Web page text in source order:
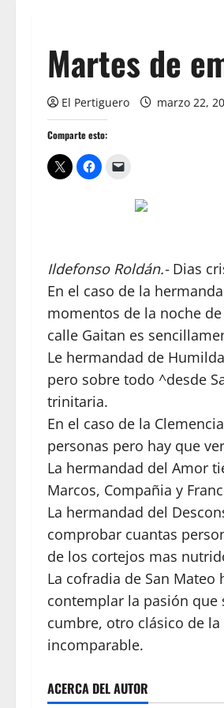
Martes de
El Pertiguero marzo 22,
Comparte esto:
Ildefonso Roldán.-Dias
En el caso de la
momentos de la noche
calle Gaitan es
Le hermandad de
pero sobre todo ^desde
trinitaria.
En el caso de la
personas pero hay que
La hermandad del Amor
Marcos, Compañia y
La hermandad del
comprobar cuantas
de los cortejos mas
La cofradia de San
contemplar la pasión
cumbre, otro clásico de la
incomparable.
ACERCA DEL AUTOR